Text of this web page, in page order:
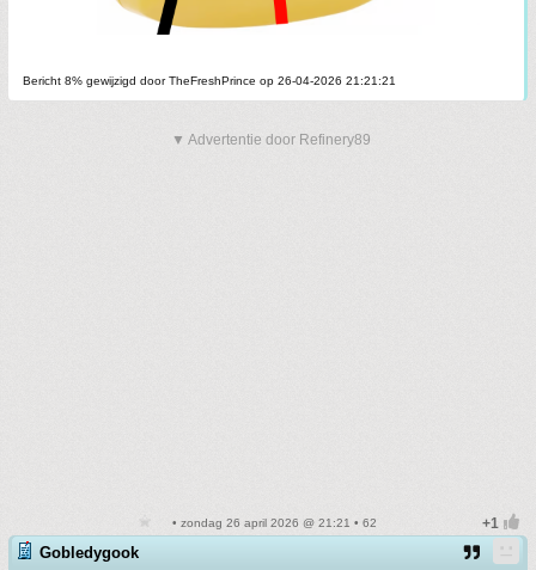
Bericht 8% gewijzigd door TheFreshPrince op 26-04-2026 21:21:21
▼ Advertentie door Refinery89
• zondag 26 april 2026 @ 21:21 • 62
Gobledygook